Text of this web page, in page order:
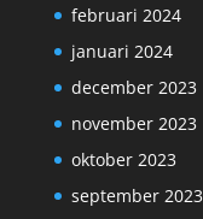
februari 2024
januari 2024
december 2023
november 2023
oktober 2023
september 2023